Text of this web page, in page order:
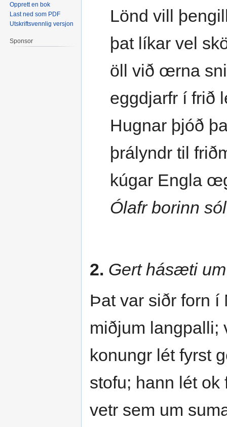
Lönd vill
þat líkar vel
öll við œrna
eggdjarfr í frið
Hugnar þjóð
þrályndr til
kúgar Engla
Ólafr borinn
2. Gert hásæti
Þat var siðr forn
miðjum langpalli;
konungr lét fyrst
stofu; hann lét ok
vetr sem um
Opprett en bok
Last ned som PDF
Utskriftsvennlig versjon
Sponsor